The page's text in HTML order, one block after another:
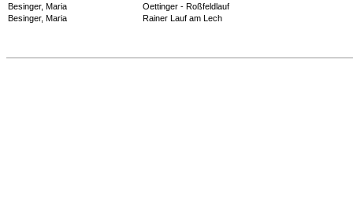
Besinger, Maria
Oettinger - Roßfeldlauf
Besinger, Maria
Rainer Lauf am Lech